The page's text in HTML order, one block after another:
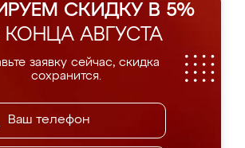
СКИДКУ В 5%
АВГУСТА
заявку сейчас, скидка
сохранится.